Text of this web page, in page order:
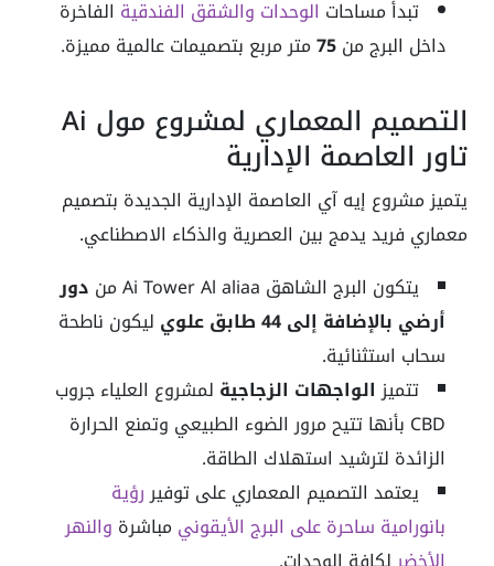
تبدأ مساحات الوحدات والشقق الفندقية الفاخرة
داخل البرج من75متر مربع بتصميمات عالمية مميزة.
التصميم المعماري لمشروع مول Ai
تاور العاصمة الإدارية
يتميز مشروع إيه آي العاصمة الإدارية الجديدة بتصميم
معماري فريد يدمج بين العصرية والذكاء الاصطناعي.
يتكون البرج الشاهق Ai Tower Al aliaa من
دور
أرضي بالإضافة إلى 44 طابق علوي
ليكون ناطحة
سحاب استثنائية.
تتميزالواجهات الزجاجية لمشروع العلياء جروب
CBD بأنها تتيح مرور الضوء الطبيعي وتمنع الحرارة
الزائدة لترشيد استهلاك الطاقة.
يعتمد التصميم المعماري على توفيررؤية
بانورامية ساحرة على البرج الأيقوني مباشرة والنهر